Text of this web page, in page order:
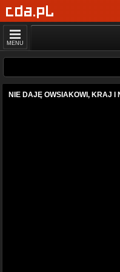
MENU
NIE DAJĘ OWSIAKOWI, KRAJ I